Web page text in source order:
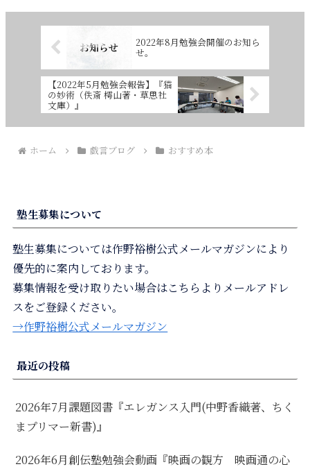
2022年8月勉強会開催のお知ら
せ。
【2022年5月勉強会報告】『猫
の妙術（佚斎 樗山著・草思社
文庫）』
ホーム 戯言ブログ おすすめ本
塾生募集について
塾生募集については作野裕樹公式メールマガジンにより
優先的に案内しております。
募集情報を受け取りたい場合はこちらよりメールアドレ
スをご登録ください。
→作野裕樹公式メールマガジン
最近の投稿
2026年7月課題図書『エレガンス入門(中野香織著、ちく
まプリマー新書)』
2026年6月創伝塾勉強会動画『映画の観方 映画通の心